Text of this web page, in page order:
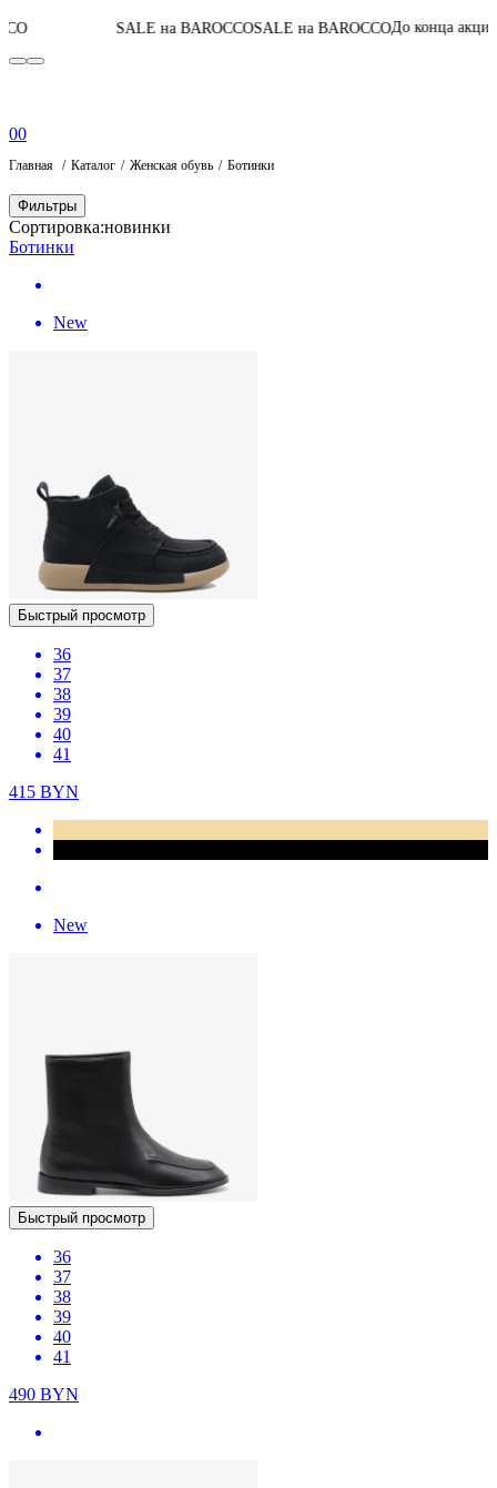
SALE на BAROCCO SALE на BAROCCO До конца акции04:04:30:58
00
Главная Каталог Женская обувь Ботинки
Фильтры
Сортировка:новинки
Ботинки
New
Быстрый просмотр
36
37
38
39
40
41
415 BYN
New
Быстрый просмотр
36
37
38
39
40
41
490 BYN